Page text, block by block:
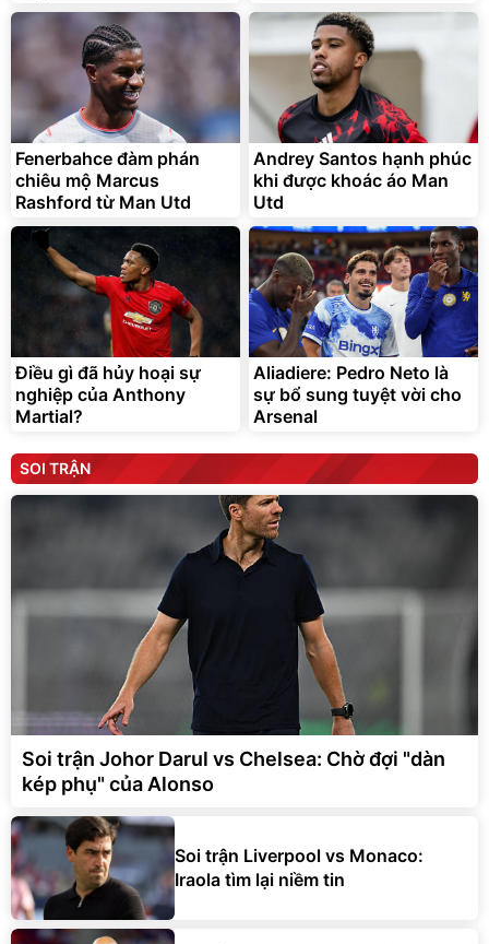
Fenerbahce đàm phán
chiêu mộ Marcus
Rashford từ Man Utd
Andrey Santos hạnh phúc
khi được khoác áo Man
Utd
Điều gì đã hủy hoại sự
nghiệp của Anthony
Martial?
Aliadiere: Pedro Neto là
sự bổ sung tuyệt vời cho
Arsenal
SOI TRẬN
Soi trận Johor Darul vs Chelsea: Chờ đợi "dàn
kép phụ" của Alonso
Soi trận Liverpool vs Monaco:
Iraola tìm lại niềm tin